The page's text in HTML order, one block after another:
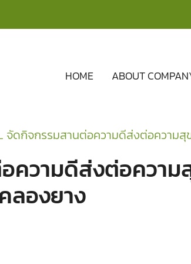
HOME ABOUT
จัดกิจกรรมสานต่อความดีส่งต่อความสุ
ความดีส่งต่อความ
ลองยาง